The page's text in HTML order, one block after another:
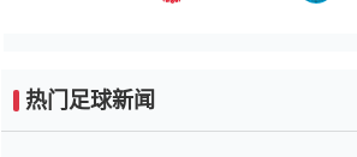
热门足球新闻